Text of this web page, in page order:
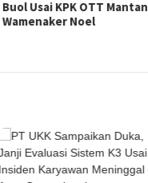
Disorot HMI Usai Mangkir di
Rakor KPK